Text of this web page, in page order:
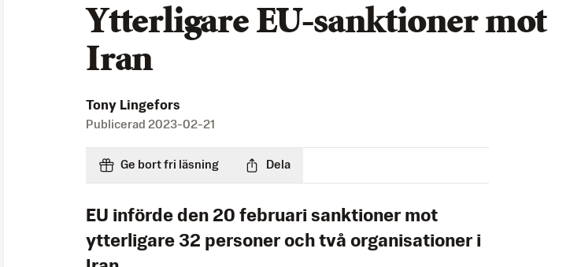
Ytterligare EU-sanktioner mot
Iran
Tony Lingefors
Publicerad 2023-02-21
Ge bort fri läsning Dela
EU införde den 20 februari sanktioner mot
ytterligare 32 personer och två organisationer i